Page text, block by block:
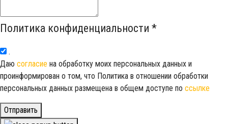
Политика конфиденциальности *
.
Даю согласие на обработку моих персональных данных и
проинформирован о том, что Политика в отношении обработки
персональных данных размещена в общем доступе по ссылке
Отправить